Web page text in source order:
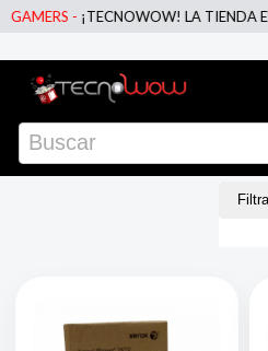
LA TIENDA EN LINEA